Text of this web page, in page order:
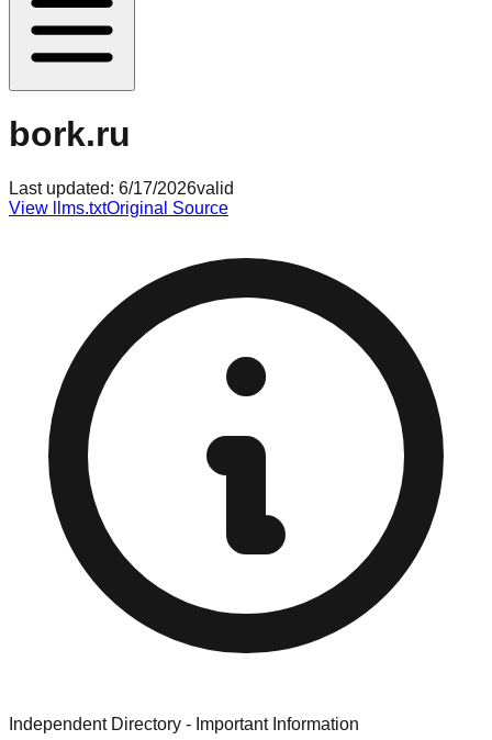
bork.ru
Last updated: 6/17/2026valid
View llms.txtOriginal Source
Independent Directory - Important Information